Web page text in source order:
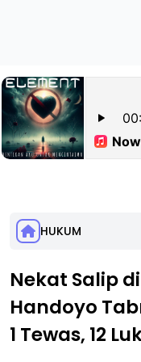
HUKUM
Nekat Salip
Handoyo
1 Tewas, 12